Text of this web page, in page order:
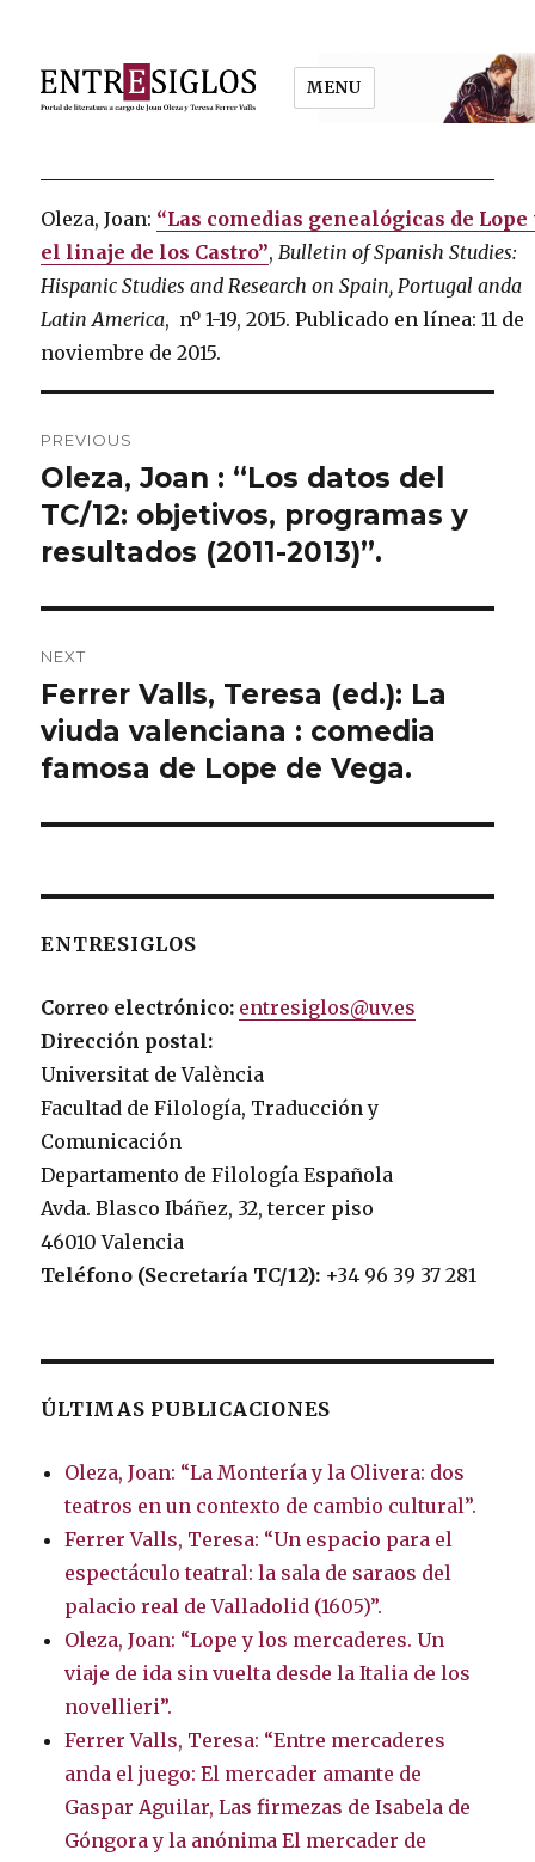
MENU
Oleza, Joan: “Las comedias genealógicas de Lope
el linaje de los Castro”, Bulletin of Spanish Studies:
Hispanic Studies and Research on Spain, Portugal anda
Latin America, nº 1-19, 2015. Publicado en línea: 11 de
noviembre de 2015.
navigation
PREVIOUS
Previous
post:
Oleza, Joan : “Los datos del
TC/12: objetivos, programas y
resultados (2011-2013)”.
NEXT
Next
post:
Ferrer Valls, Teresa (ed.): La
viuda valenciana : comedia
famosa de Lope de Vega.
ENTRESIGLOS
Correo electrónico: entresiglos@uv.es
Dirección postal:
Universitat de València
Facultad de Filología, Traducción y
Comunicación
Departamento de Filología Española
Avda. Blasco Ibáñez, 32, tercer piso
46010 Valencia
Teléfono (Secretaría TC/12): +34 96 39 37 281
ÚLTIMAS PUBLICACIONES
Oleza, Joan: “La Montería y la Olivera: dos
teatros en un contexto de cambio cultural”.
Ferrer Valls, Teresa: “Un espacio para el
espectáculo teatral: la sala de saraos del
palacio real de Valladolid (1605)”.
Oleza, Joan: “Lope y los mercaderes. Un
viaje de ida sin vuelta desde la Italia de los
novellieri”.
Ferrer Valls, Teresa: “Entre mercaderes
anda el juego: El mercader amante de
Gaspar Aguilar, Las firmezas de Isabela de
Góngora y la anónima El mercader de